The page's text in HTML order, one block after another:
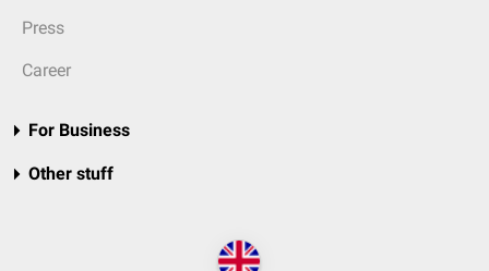
Press
Career
For Business
Other stuff